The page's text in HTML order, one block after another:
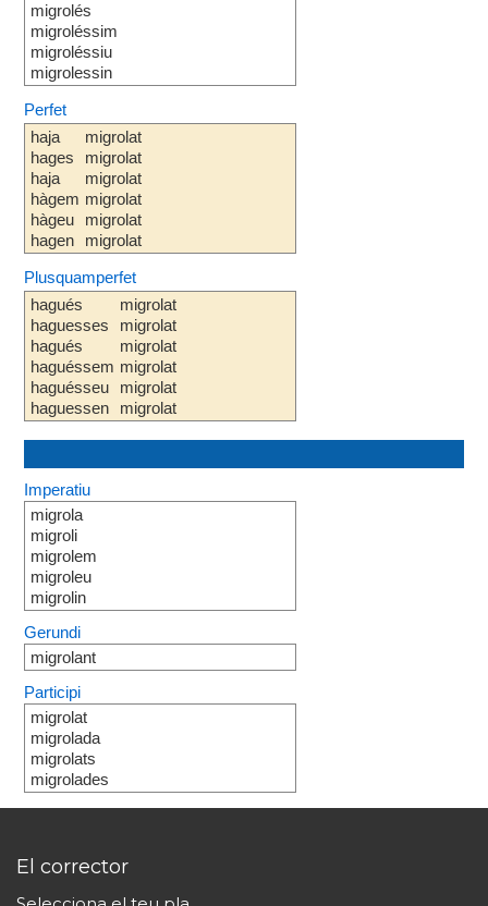
migrolés
migroléssim
migroléssiu
migrolessin
Perfet
haja
hages
haja
hàgem
hàgeu
hagen
migrolat
migrolat
migrolat
migrolat
migrolat
migrolat
Plusquamperfet
hagués
haguesses
hagués
haguéssem
haguésseu
haguessen
migrolat
migrolat
migrolat
migrolat
migrolat
migrolat
Imperatiu
migrola
migroli
migrolem
migroleu
migrolin
Gerundi
migrolant
Participi
migrolat
migrolada
migrolats
migrolades
El corrector